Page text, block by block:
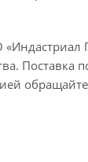
Поставка